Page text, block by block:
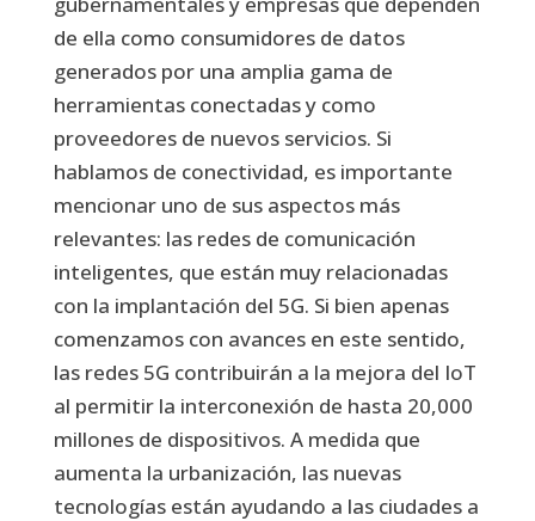
de ella como consumidores de datos
generados por una amplia gama de
herramientas conectadas y como
proveedores de nuevos servicios. Si
hablamos de conectividad, es importante
mencionar uno de sus aspectos más
relevantes: las redes de comunicación
inteligentes, que están muy relacionadas
con la implantación del 5G. Si bien apenas
comenzamos con avances en este sentido,
las redes 5G contribuirán a la mejora del IoT
al permitir la interconexión de hasta 20,000
millones de dispositivos. A medida que
aumenta la urbanización, las nuevas
tecnologías están ayudando a las ciudades a